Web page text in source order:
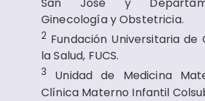
Ginecología y Obstetricia.
2 Fundación Universitaria de
la Salud, FUCS.
3 Unidad de Medicina
Clínica Materno Infantil